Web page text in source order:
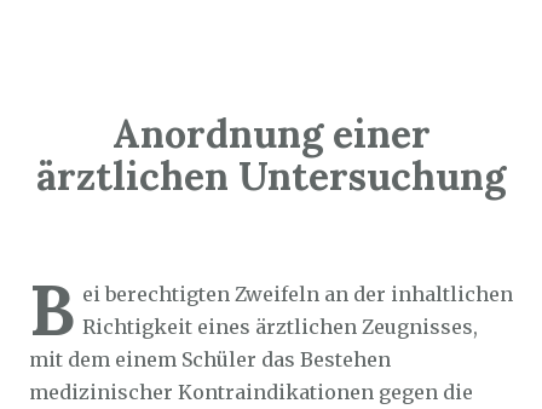
Anordnung einer
ärztlichen Untersuchung
B ei berechtigten Zweifeln an der inhaltlichen
Richtigkeit eines ärztlichen Zeugnisses,
mit dem einem Schüler das Bestehen
medizinischer Kontraindikationen gegen die